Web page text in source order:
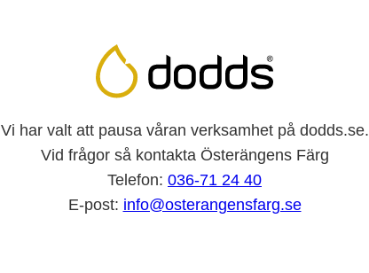
Vi har valt att pausa våran verksamhet på dodds.se.
Vid frågor så kontakta Österängens Färg
Telefon: 036-71 24 40
E-post: info@osterangensfarg.se